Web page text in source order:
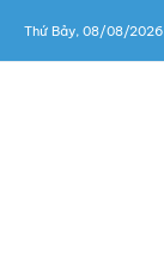
Thứ Bảy, 08/08/2026